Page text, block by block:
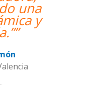
Madrid